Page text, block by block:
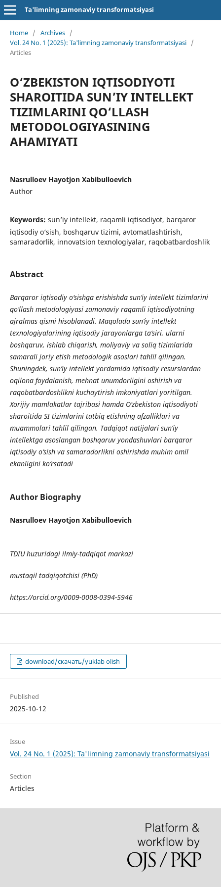
Ta'limning zamonaviy transformatsiyasi
Home / Archives /
Vol. 24 No. 1 (2025): Ta'limning zamonaviy transformatsiyasi /
Articles
O‘ZBEKISTON IQTISODIYOTI
SHAROITIDA SUN’IY INTELLEKT
TIZIMLARINI QO‘LLASH
METODOLOGIYASINING
AHAMIYATI
Nasrulloev Hayotjon Xabibulloevich
Author
Keywords: sun’iy intellekt, raqamli iqtisodiyot, barqaror
iqtisodiy o‘sish, boshqaruv tizimi, avtomatlashtirish,
samaradorlik, innovatsion texnologiyalar, raqobatbardoshlik
Abstract
Barqaror iqtisodiy o‘sishga erishishda sun’iy intellekt tizimlarini
qo‘llash metodologiyasi zamonaviy raqamli iqtisodiyotning
ajralmas qismi hisoblanadi. Maqolada sun’iy intellekt
texnologiyalarining iqtisodiy jarayonlarga ta’siri, ularni
boshqaruv, ishlab chiqarish, moliyaviy va soliq tizimlarida
samarali joriy etish metodologik asoslari tahlil qilingan.
Shuningdek, sun’iy intellekt yordamida iqtisodiy resurslardan
oqilona foydalanish, mehnat unumdorligini oshirish va
raqobatbardoshlikni kuchaytirish imkoniyatlari yoritilgan.
Xorijiy mamlakatlar tajribasi hamda O‘zbekiston iqtisodiyoti
sharoitida SI tizimlarini tatbiq etishning afzalliklari va
muammolari tahlil qilingan. Tadqiqot natijalari sun’iy
intellektga asoslangan boshqaruv yondashuvlari barqaror
iqtisodiy o‘sish va samaradorlikni oshirishda muhim omil
ekanligini ko‘rsatadi
Author Biography
Nasrulloev Hayotjon Xabibulloevich
TDIU huzuridagi ilmiy-tadqiqot markazi
mustaqil tadqiqotchisi (PhD)
https://orcid.org/0009-0008-0394-5946
download/скачать/yuklab olish
Published
2025-10-12
Issue
Vol. 24 No. 1 (2025): Ta'limning zamonaviy transformatsiyasi
Section
Articles